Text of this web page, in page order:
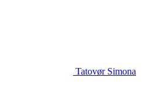
Tatovør Simona